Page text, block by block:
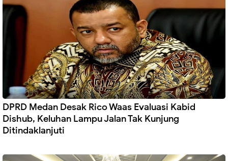
DPRD Medan Desak Rico Waas Evaluasi Kabid
Dishub, Keluhan Lampu Jalan Tak Kunjung
Ditindaklanjuti